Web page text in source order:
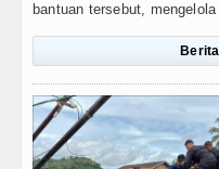
bantuan tersebut,